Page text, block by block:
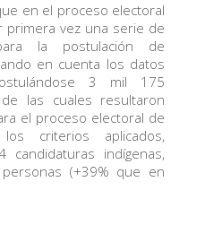
en el proceso electoral
vez una serie de
la postulación de
en cuenta los datos
3 mil 175
las cuales resultaron
el proceso electoral de
criterios aplicados,
indígenas,
(+39% que en